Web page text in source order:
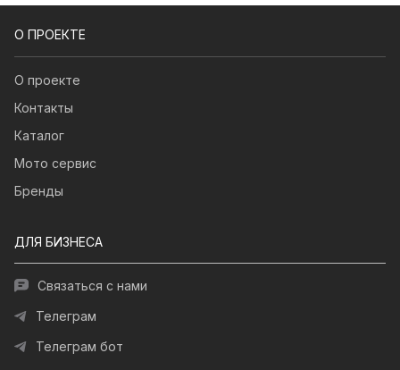
О ПРОЕКТЕ
О проекте
Контакты
Каталог
Мото сервис
Бренды
ДЛЯ БИЗНЕСА
Связаться с нами
Телеграм
Телеграм бот